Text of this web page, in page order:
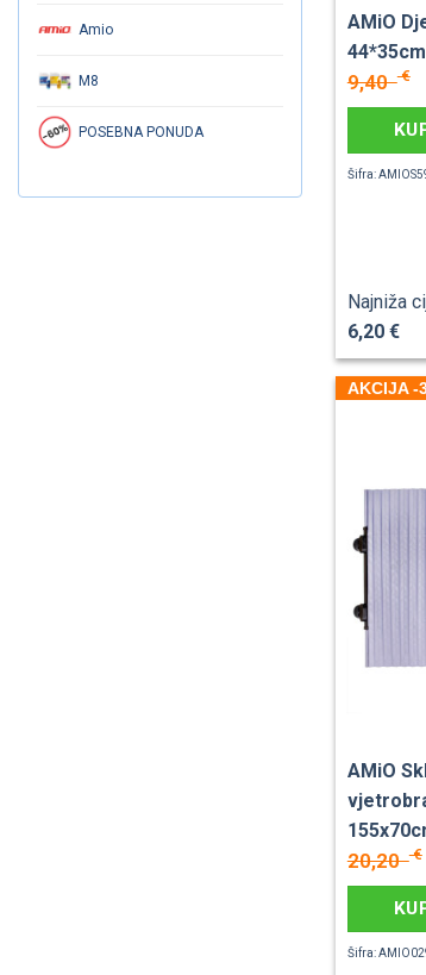
Amio
M8
POSEBNA PONUDA
AMiO
9,40€
Šifra:
Najniža
6,20 €
AKCIJA -
AMiO
20,20€
Šifra: